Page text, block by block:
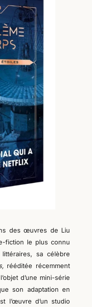
des œuvres de Liu
fiction le plus connu
sa célèbre
rééditée récemment
d’une mini-série
son adaptation en
l’œuvre d’un studio